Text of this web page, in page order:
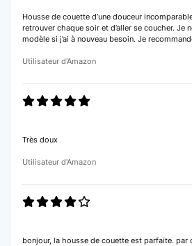
Housse de couette d’une douceur
retrouver chaque soir et d’aller se coucher. Je
modèle si j’ai à nouveau besoin. Je
Utilisateur d'Amazon
Très doux
Utilisateur d'Amazon
bonjour, la housse de couette est parfaite.